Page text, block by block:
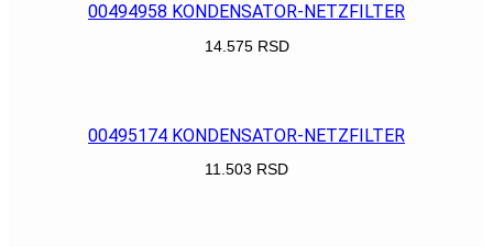
00494958 KONDENSATOR-NETZFILTER
14.575 RSD
00495174 KONDENSATOR-NETZFILTER
11.503 RSD